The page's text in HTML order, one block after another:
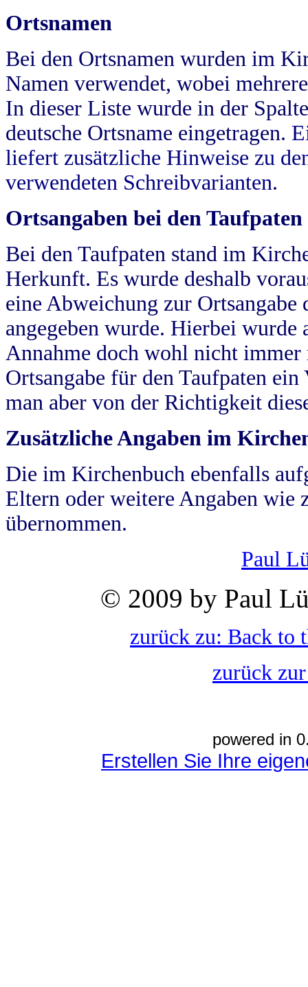
Ortsnamen
Bei den Ortsnamen wurden im
Namen verwendet, wobei
In dieser Liste wurde in der
deutsche Ortsname eingetragen.
liefert zusätzliche Hinweise zu
verwendeten Schreibvarianten.
Ortsangaben bei den Taufpaten
Bei den Taufpaten stand im
Herkunft. Es wurde deshalb
eine Abweichung zur
angegeben wurde. Hierbei wurde
Annahme doch wohl nicht
Ortsangabe für den Taufpaten
man aber von der Richtigkeit
Zusätzliche Angaben im
Die im Kirchenbuch ebenfalls
Eltern oder weitere Angaben wie
übernommen.
Paul
© 2009 by Paul
zurück zu: Back to
zurück
powered in
Erstellen Sie Ihre